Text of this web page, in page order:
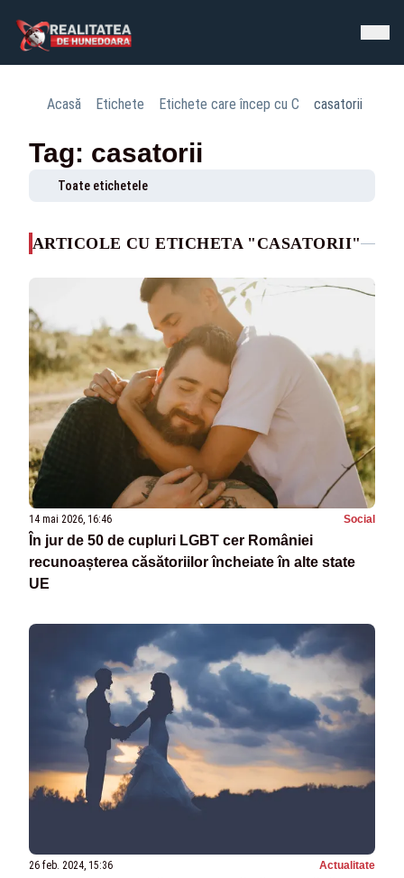
Acasă Etichete Etichete care încep cu C casatorii
Tag: casatorii
Toate etichetele
ARTICOLE CU ETICHETA "CASATORII"
14 mai 2026, 16:46 Social
În jur de 50 de cupluri LGBT cer României
recunoașterea căsătoriilor încheiate în alte state
UE
26 feb. 2024, 15:36 Actualitate